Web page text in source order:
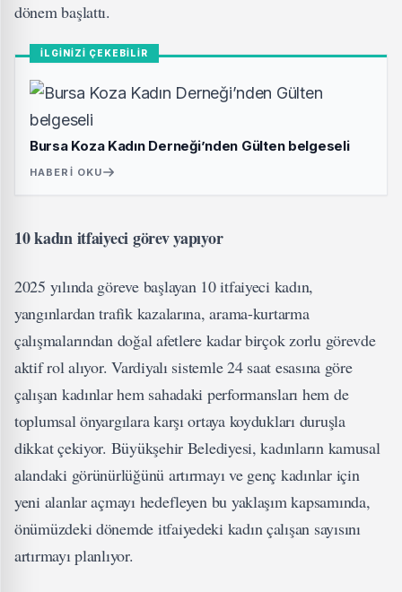
dönem başlattı.
İLGİNİZİ ÇEKEBİLİR
Bursa Koza Kadın Derneği’nden Gülten belgeseli
HABERI OKU
10 kadın itfaiyeci görev yapıyor
2025 yılında göreve başlayan 10 itfaiyeci kadın,
yangınlardan trafik kazalarına, arama-kurtarma
çalışmalarından doğal afetlere kadar birçok zorlu görevde
aktif rol alıyor. Vardiyalı sistemle 24 saat esasına göre
çalışan kadınlar hem sahadaki performansları hem de
toplumsal önyargılara karşı ortaya koydukları duruşla
dikkat çekiyor. Büyükşehir Belediyesi, kadınların kamusal
alandaki görünürlüğünü artırmayı ve genç kadınlar için
yeni alanlar açmayı hedefleyen bu yaklaşım kapsamında,
önümüzdeki dönemde itfaiyedeki kadın çalışan sayısını
artırmayı planlıyor.